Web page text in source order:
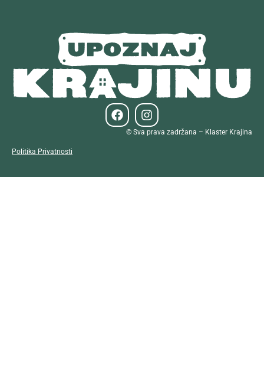
© Sva prava zadržana – Klaster Krajina
Politika Privatnosti